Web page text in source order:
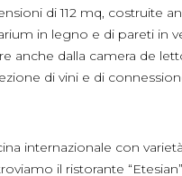
di 112 mq, costruite
in legno e di pareti in
anche dalla camera de
di vini e di
internazionale con
il ristorante